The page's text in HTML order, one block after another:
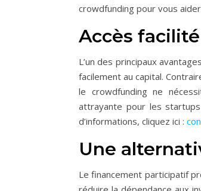
crowdfunding pour vous
Accès
L’un des principaux
facilement au capital.
le crowdfunding ne
attrayante pour les
d’informations, cliquez ici :
Une
Le financement participatif